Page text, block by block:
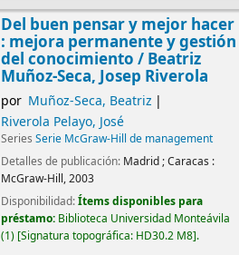
Del buen pensar y mejor hacer
: mejora permanente y gestión
del conocimiento / Beatriz
Muñoz-Seca, Josep Riverola
por Muñoz-Seca, Beatriz
Riverola Pelayo, José
Series Serie McGraw-Hill de management
Detalles de publicación: Madrid ; Caracas :
McGraw-Hill,2003
Disponibilidad:Ítems disponibles para
préstamo: Biblioteca Universidad Monteávila
(1) Signatura topográfica: HD30.2 M8 .